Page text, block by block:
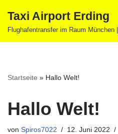
Zum
Taxi Airport Erding
Flughafentransfer im Raum München
Startseite » Hallo Welt!
Hallo Welt!
von Spiros7022 12. Juni 2022